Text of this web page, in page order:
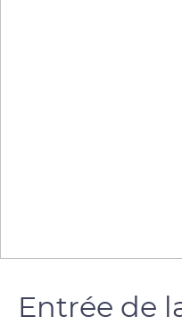
Entrée de